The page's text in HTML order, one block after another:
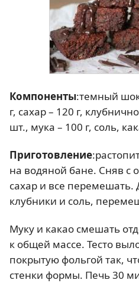
Компоненты:темный
г, сахар – 120 г,
шт., мука – 100 г, соль,
Приготовление
на водяной бане. Сняв с
сахар и все
клубники и соль,
Муку и какао смешать
к общей массе. Тесто
покрытую фольгой так,
стенки формы. Печь 30